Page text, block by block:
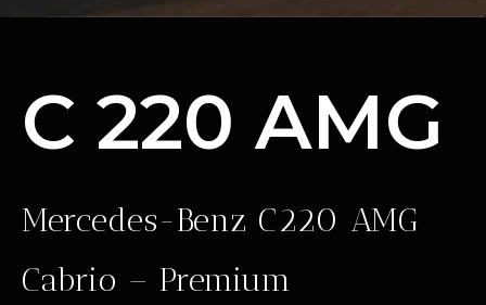
C 220 AMG
Mercedes-Benz C220 AMG
Cabrio – Premium